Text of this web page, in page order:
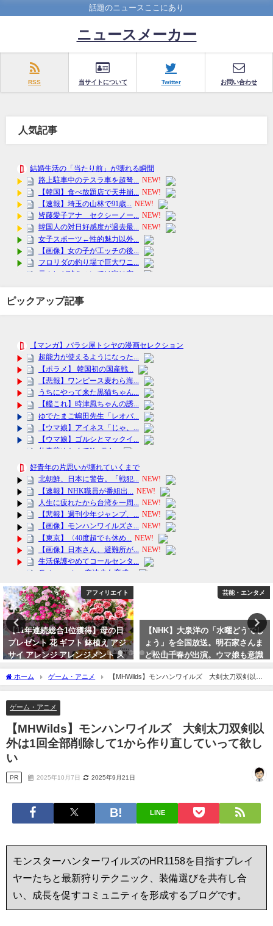
話題のニュースここにあり
ニュースメーカー
RSS 当サイトについて Twitter お問い合わせ
人気記事
ピックアップ記事
芸能・エンタメ
【NHK】大泉洋の「水曜どうでし
ょう」を全国放送。明石家さんま
と松山千春が出演。ウマ娘も意識
か？
アフィリエイト
【新品】Nintendo Switch（有機
ELモデル） Joy-Con(L)/(R) ホワ
イトの魅力とは？ニンテンドース
イッチ在庫僅少
ホーム ゲーム・アニメ
【MHWilds】モンハンワイルズ 大剣太刀双剣以外
は1回全部削除して1から作り直していって欲しい
ゲーム・アニメ
【MHWilds】モンハンワイルズ 大剣太刀双剣以
外は1回全部削除して1から作り直していって欲し
い
PR 2025年10月7日 2025年9月21日
LINE
モンスターハンターワイルズのHR1158を目指すプレイ
ヤーたちと最新狩りテクニック、装備選びを共有し合
い、成長を促すコミュニティを形成するブログです。